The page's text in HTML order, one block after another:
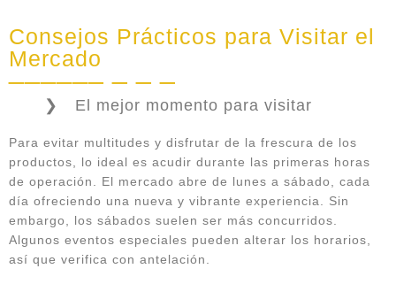
Consejos Prácticos para Visitar el
Mercado
El mejor momento para visitar
Para evitar multitudes y disfrutar de la frescura de los
productos, lo ideal es acudir durante las primeras horas
de operación. El mercado abre de lunes a sábado, cada
día ofreciendo una nueva y vibrante experiencia. Sin
embargo, los sábados suelen ser más concurridos.
Algunos eventos especiales pueden alterar los horarios,
así que verifica con antelación.